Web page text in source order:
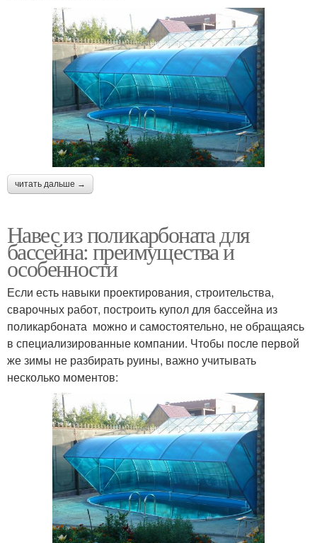
читать дальше →
Навес из поликарбоната для
бассейна: преимущества и
особенности
Если есть навыки проектирования, строительства,
сварочных работ, построить купол для бассейна из
поликарбоната можно и самостоятельно, не обращаясь
в специализированные компании. Чтобы после первой
же зимы не разбирать руины, важно учитывать
несколько моментов: